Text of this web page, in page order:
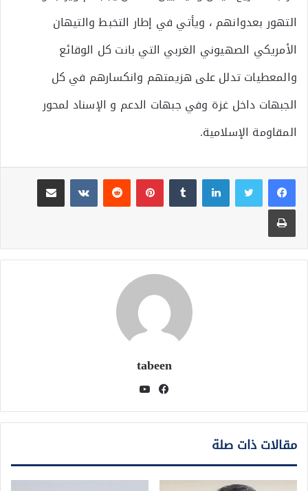
التهور بعدوانهم ، ويأتي في إطار التخبط والتيهان
الأمريكي الصهيوني الغربي التي بانت كل الوقائع
والمعطيات تدلل على هزيمتهم وانكسارهم في كل
الجبهات داخل غزة وفي جبهات الدعم و الإسناد لمحور
المقاومة الإسلامية.
لينكدإن بينتيريست
مشاركة عبر البريد
طباعة
tabeen
فيسبوك
مقالات ذات صلة